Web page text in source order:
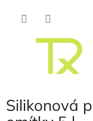
Silikonová